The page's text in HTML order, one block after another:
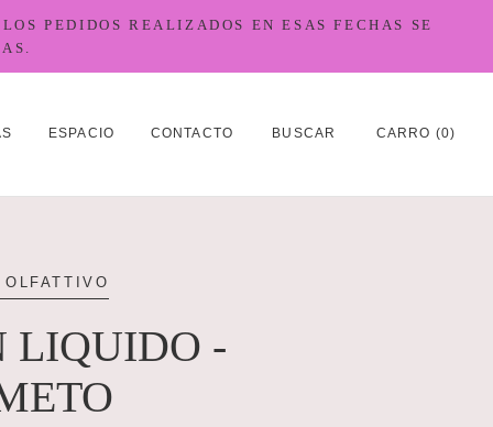
PEDIDOS REALIZADOS EN ESAS FECHAS SE
ESPACIO CONTACTO BUSCAR CARRO (0)
LIQUIDO -